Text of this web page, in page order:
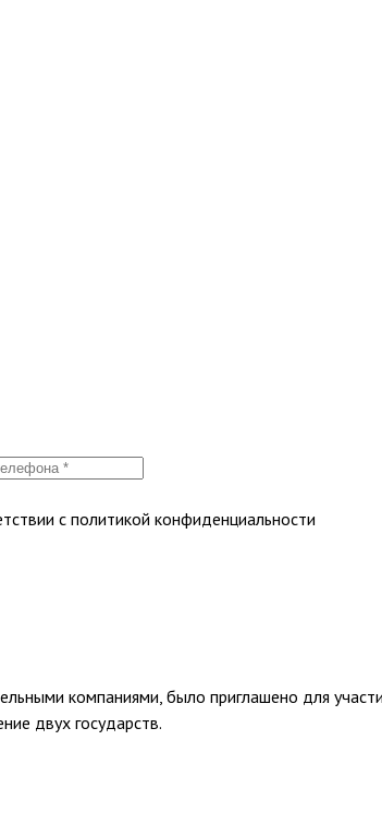
с политикой конфиденциальности
компаниями, было приглашено для
двух государств.